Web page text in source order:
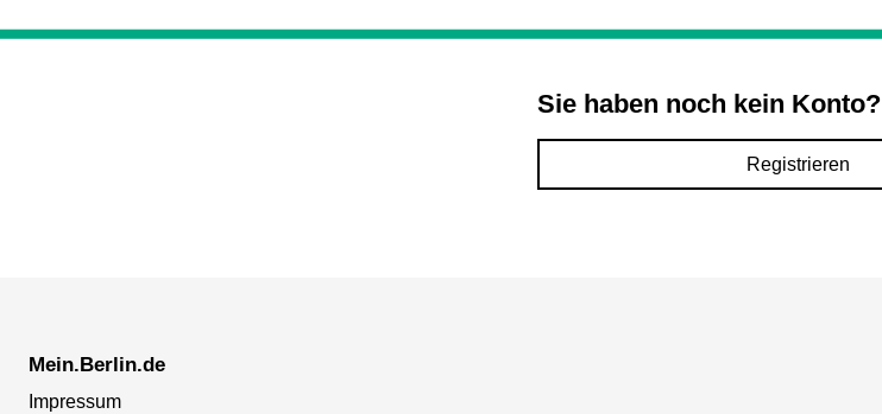
Sie haben noch kein Konto?
Registrieren
Mein.Berlin.de
Impressum